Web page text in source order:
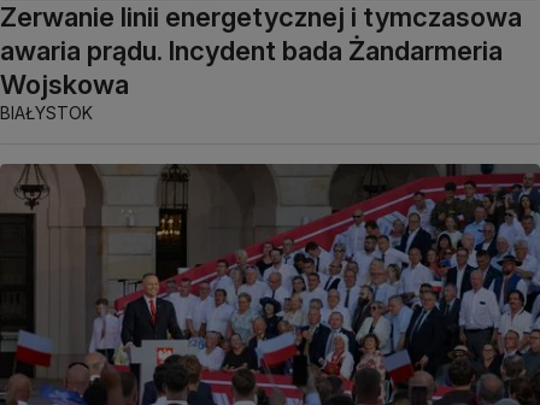
Zerwanie linii energetycznej i tymczasowa
awaria prądu. Incydent bada Żandarmeria
Wojskowa
BIAŁYSTOK